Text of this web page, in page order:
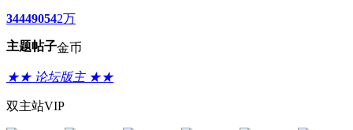
3444
主题
9054
帖子
2万
金币
★★ 论坛版主 ★★
双主站VIP